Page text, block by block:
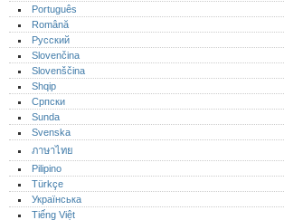
Português‎
Română
Русский
Slovenčina
Slovenščina
Shqip
Српски
Sunda
Svenska
ภาษาไทย
Pilipino
Türkçe
Українська
Tiếng Việt